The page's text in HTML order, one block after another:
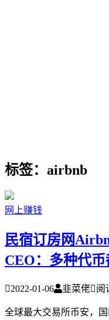
标签：airbnb
网上赚钱
民宿订房网
CEO：多种代
2022-01-06 韭菜佬 阅
全球最大交易所币安，国